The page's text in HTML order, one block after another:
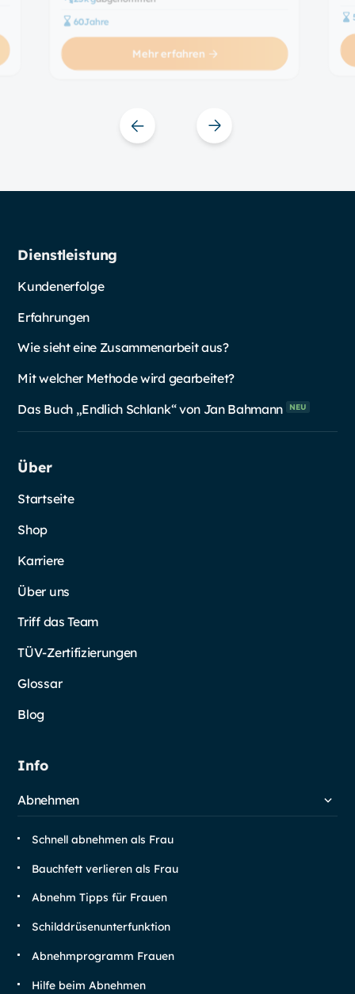
umsetzen kann.
60Jahre
Mehr erfahren
Dienstleistung
Kundenerfolge
Erfahrungen
Wie sieht eine Zusammenarbeit aus?
Mit welcher Methode wird gearbeitet?
Das Buch „Endlich Schlank“ von Jan Bahmann NEU
Über
Startseite
Shop
Karriere
Über uns
Triff das Team
TÜV-Zertifizierungen
Glossar
Blog
Info
Abnehmen
Schnell abnehmen als Frau
Bauchfett verlieren als Frau
Abnehm Tipps für Frauen
Schilddrüsen­unterfunktion
Abnehm­programm Frauen
Hilfe beim Abnehmen